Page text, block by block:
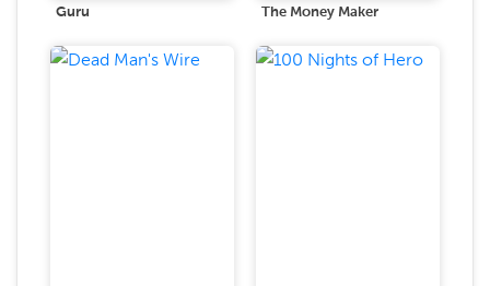
Guru The Money Maker